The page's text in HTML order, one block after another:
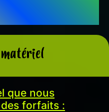
matériel
que nous
forfaits :